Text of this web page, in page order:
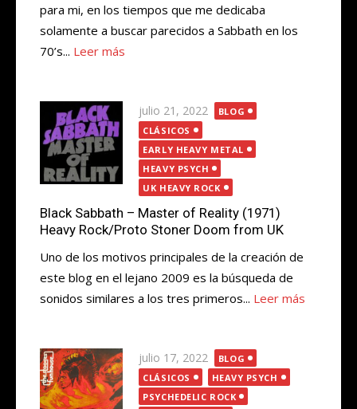
para mi, en los tiempos que me dedicaba
solamente a buscar parecidos a Sabbath en los
70’s... Leer más
Publicada
el
julio 21, 2022
BLOG
CLÁSICOS
EARLY HEAVY METAL
HEAVY PSYCH
UK HEAVY ROCK
Black Sabbath – Master of Reality (1971)
Heavy Rock/Proto Stoner Doom from UK
Uno de los motivos principales de la creación de
este blog en el lejano 2009 es la búsqueda de
sonidos similares a los tres primeros... Leer más
Publicada
el
julio 17, 2022
BLOG
CLÁSICOS
HEAVY PSYCH
PSYCHEDELIC ROCK